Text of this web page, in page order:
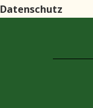
Datenschutz